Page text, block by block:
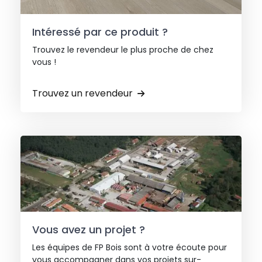
Intéressé par ce produit ?
Trouvez le revendeur le plus proche de chez
vous !
Trouvez un revendeur
Vous avez un projet ?
Les équipes de FP Bois sont à votre écoute pour